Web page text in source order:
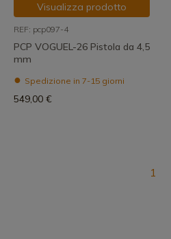
Visualizza prodotto
REF: pcp097-4
PCP VOGUEL-26 Pistola da 4,5
mm
Spedizione in 7-15 giorni
549,00 €
1